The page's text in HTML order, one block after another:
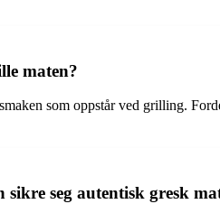
maten?
som oppstår ved grilling.
seg autentisk gresk